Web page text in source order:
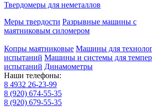
Твердомеры для неметаллов
Меры твердости Разрывные машины с
маятниковым силомером
Копры маятниковые Машины для
испытаний Машины и системы для
испытаний Динамометры
Наши телефоны:
8 4932 26-23-99
8 (920) 674-55-35
8 (920) 679-55-35